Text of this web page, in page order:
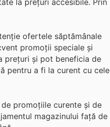
la prețuri accesibile. Prin
ofertele săptămânale
promoții speciale și
prețuri și pot beneficia de
pentru a fi la curent cu cele
promoțiile curente și de
magazinului față de